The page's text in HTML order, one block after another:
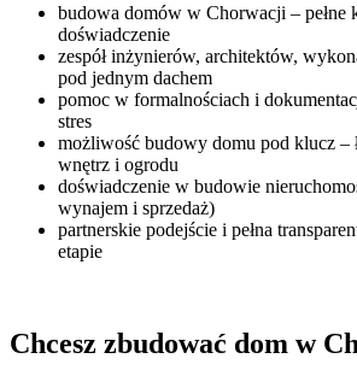
budowa domów w Chorwacji – pełne
doświadczenie
zespół inżynierów, architektów,
pod jednym dachem
pomoc w formalnościach i
stres
możliwość budowy domu pod klucz –
wnętrz i ogrodu
doświadczenie w budowie
wynajem i sprzedaż)
partnerskie podejście i pełna
etapie
Chcesz zbudować dom w